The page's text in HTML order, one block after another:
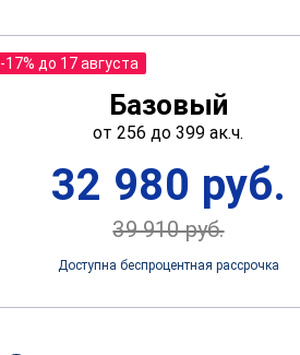
-17% до 17 августа
Базовый
от 256 до 399 ак.ч.
32 980 руб.
39 910 руб.
Доступна беспроцентная рассрочка